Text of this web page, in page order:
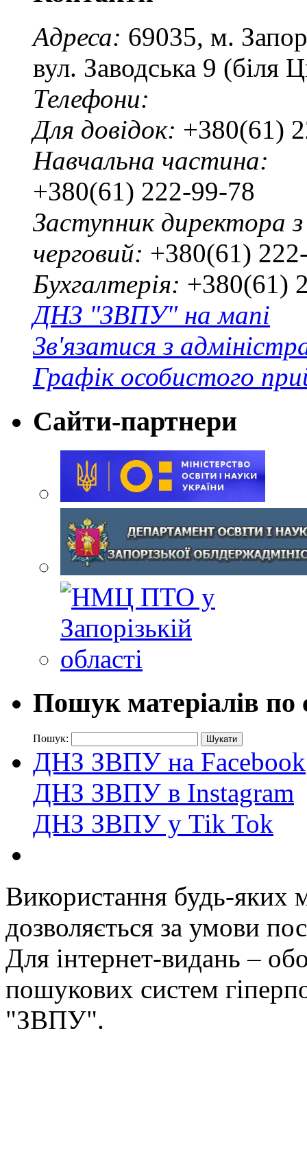
Адреса: 69035, м.
вул. Заводська 9 (біля
Телефони:
Для довідок: +380(61)
Навчальна частина:
+380(61) 222-99-78
Заступник директора
черговий: +380(61)
Бухгалтерія: +380(61)
ДНЗ "ЗВПУ" на мапі
Зв'язатися з
Графік особистого
Сайти-партнери
Пошук матеріалів по
Пошук:
ДНЗ ЗВПУ на Facebook
ДНЗ ЗВПУ в Instagram
ДНЗ ЗВПУ у Tik Tok
Використання будь-яких
дозволяється за умови
Для інтернет-видань –
пошукових систем
"ЗВПУ".